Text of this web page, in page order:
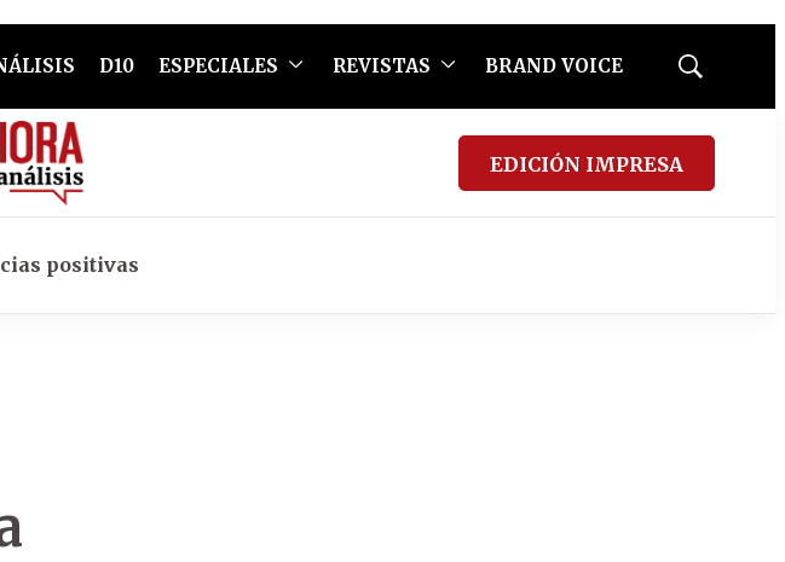
D10 ESPECIALES REVISTAS BRAND VOICE
Mostrar
EDICIÓN IMPRESA
positivas